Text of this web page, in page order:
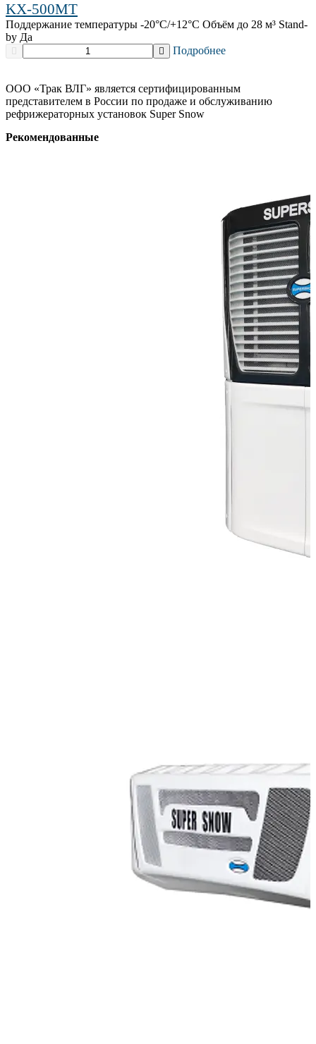
KX-500MT
Поддержание температуры -20°C/+12°C Объём до 28 м³ Stand-
by Да
Подробнее
ООО «Трак ВЛГ» является сертифицированным
представителем в России по продаже и обслуживанию
рефрижераторных установок Super Snow
Рекомендованные